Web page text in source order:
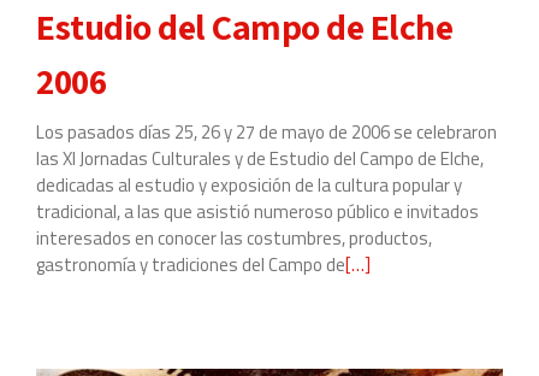
Elche
Estudio del Campo de Elche
2006
Los pasados días 25, 26 y 27 de mayo de 2006 se celebraron
las XI Jornadas Culturales y de Estudio del Campo de Elche,
dedicadas al estudio y exposición de la cultura popular y
tradicional, a las que asistió numeroso público e invitados
interesados en conocer las costumbres, productos,
gastronomía y tradiciones del Campo deLeer
[…]